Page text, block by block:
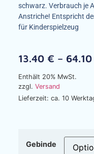
schwarz. Verbrauch je
Anstriche! Entspricht
für Kinderspielzeug
13.40 € – 64.10
Enthält 20% MwSt.
zzgl. Versand
Lieferzeit: ca. 10
Gebinde